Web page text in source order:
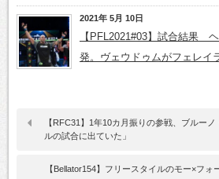
2021年 5月 10日
【PFL2021#03】試合結果
発。ヴェウドゥムがフェレイ
【RFC31】1年10カ月振りの参戦、ブルー
ルの試合に出ていた」
【Bellator154】フリースタイルのモー×フォ